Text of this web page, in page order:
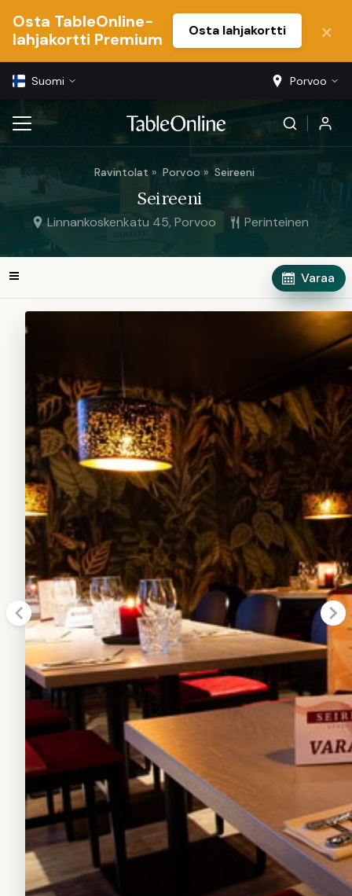
Osta TableOnline-
lahjakortti Premium
Osta lahjakortti
Suomi Porvoo
Ravintolat Porvoo Seireeni
Seireeni
Linnankoskenkatu 45, Porvoo Perinteinen
Varaa